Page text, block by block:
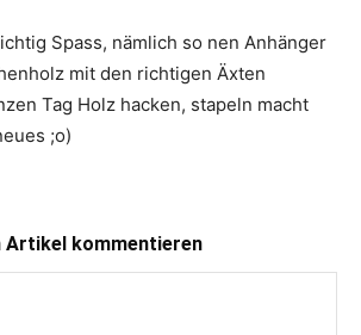
Spass, nämlich so nen Anhänger
mit den richtigen Äxten
Tag Holz hacken, stapeln macht
;o)
Artikel kommentieren